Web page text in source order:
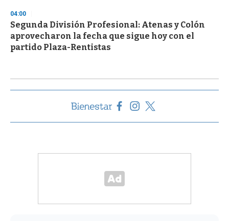
04:00
Segunda División Profesional: Atenas y Colón
aprovecharon la fecha que sigue hoy con el
partido Plaza-Rentistas